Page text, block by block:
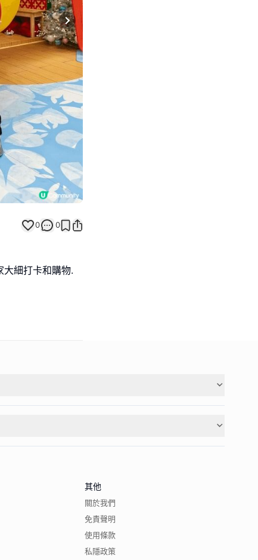
Next slide
0 0
其他
關於我們
免責聲明
使用條款
私隱政策